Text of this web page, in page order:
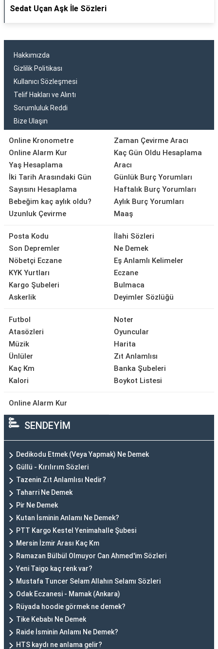
Sedat Uçan Aşk İle Sözleri
Hakkımızda
Gizlilik Politikası
Kullanıcı Sözleşmesi
Telif Hakları ve Alıntı
Sorumluluk Reddi
Bize Ulaşın
Online Kronometre
Online Alarm Kur
Yaş Hesaplama
İki Tarih Arasındaki Gün
Sayısını Hesaplama
Bebeğim kaç aylık oldu?
Uzunluk Çevirme
Zaman Çevirme Aracı
Kaç Gün Oldu Hesaplama
Aracı
Günlük Burç Yorumları
Haftalık Burç Yorumları
Aylık Burç Yorumları
Maaş
Posta Kodu
Son Depremler
Nöbetçi Eczane
KYK Yurtları
Kargo Şubeleri
Askerlik
İlahi Sözleri
Ne Demek
Eş Anlamlı Kelimeler
Eczane
Bulmaca
Deyimler Sözlüğü
Futbol
Atasözleri
Müzik
Ünlüler
Kaç Km
Kalori
Noter
Oyuncular
Harita
Zıt Anlamlısı
Banka Şubeleri
Boykot Listesi
Online Alarm Kur
SENDEYİM
Dedikodu Etmek (Veya Yapmak) Ne Demek
Güllü - Kırılırım Sözleri
Tazenin Zıt Anlamlısı Nedir?
Taharri Ne Demek
Pir Ne Demek
Kutan İsminin Anlamı Ne Demek?
PTT Kargo Kestel Yenimahalle Şubesi
Mersin İzmir Arası Kaç Km
Ramazan Bülbül Olmuyor Can Ahmed'im Sözleri
Yeni Taigo kaç renk var?
Mustafa Tuncer Selam Allahın Selamı Sözleri
Odak Eczanesi - Mamak (Ankara)
Rüyada hoodie görmek ne demek?
Tike Kebabı Ne Demek
Raide İsminin Anlamı Ne Demek?
HTS kaydı ne anlama gelir?